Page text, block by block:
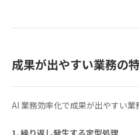
成果が出やすい業務の
AI 業務効率化で成果が出やすい業